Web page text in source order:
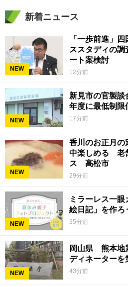
新着ニュース
NEW
「一歩前進」
ススタディの
ート案検討
12分前
NEW
新見市の官製
年度に最低制
17分前
NEW
香川のお正月の
中楽しめる 老
ス 高松市
29分前
NEW
ミラーレス一
絵日記」を作
35分前
NEW
岡山県 熊本地
ディネーターを
43分前